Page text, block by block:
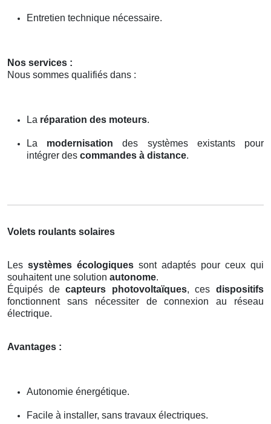
Entretien technique nécessaire.
Nos services :
Nous sommes qualifiés dans :
La réparation des moteurs.
La modernisation des systèmes existants pour
intégrer des commandes à distance.
Volets roulants solaires
Les systèmes écologiques sont adaptés pour ceux qui
souhaitent une solution autonome.
Équipés decapteurs photovoltaïques, cesdispositifs
fonctionnent sans nécessiter de connexion au réseau
électrique.
Avantages :
Autonomie énergétique.
Facile à installer, sans travaux électriques.